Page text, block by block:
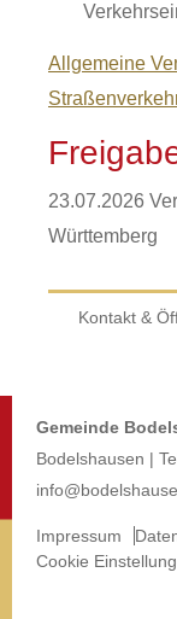
Allgemeine
23.07.2026
Württemberg
Kontakt &
Gemeinde
Bodelshausen |
Impressum
Cookie